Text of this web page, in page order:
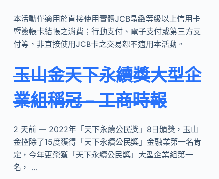
本活動僅適用於直接使用實體JCB晶緻等級以上信用卡
暨簽帳卡結帳之消費；行動支付、電子支付或第三方支
付等，非直接使用JCB卡之交易恕不適用本活動。
玉山金天下永續獎大型企
業組稱冠 – 工商時報
2 天前 — 2022年「天下永續公民獎」8日頒獎，玉山
金控除了15度獲得「天下永續公民獎」金融業第一名肯
定，今年更榮獲「天下永續公民獎」大型企業組第一
名， …